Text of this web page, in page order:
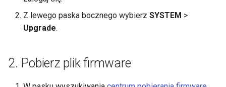
GL-MT2500/GL-MT2500A
(Brume 2)
GL-MT300N-V2 (Mango)
Serwer WireGuard nie
podczas aktualizacji
firmware'u
Uzyj WireGuard do
sieci
Pobierz pliki konfiguracyjne
Z lewego paska bocznego wybierz SYSTEM >
Upgrade.
2. Pobierz plik firmware